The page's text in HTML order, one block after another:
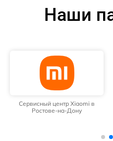
Наши
Сервисный центр Xiaomi в
Ростове-на-Дону